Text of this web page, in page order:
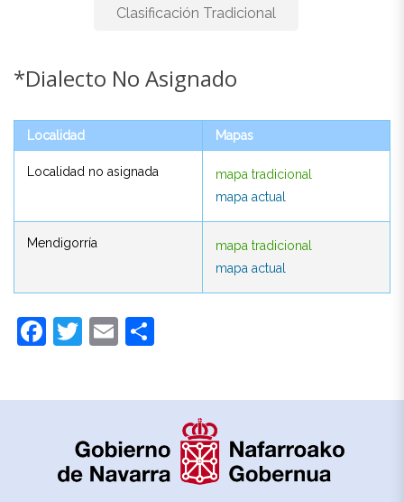
Clasificación Tradicional
*Dialecto No Asignado
Localidad Mapas
Localidad no asignada
mapa tradicional
mapa actual
Mendigorría
mapa tradicional
mapa actual
*Dialecto No Asignado
Localidad Mapas
mapa actual
mapa actual
Facebook
Twitter
Email